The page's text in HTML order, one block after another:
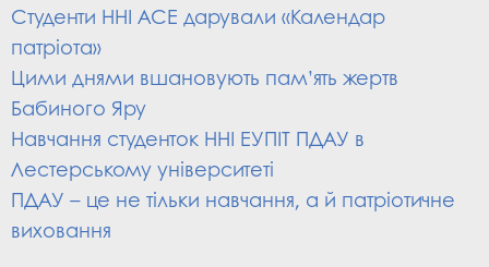
Студенти ННІ АСЕ дарували «Календар
патріота»
Цими днями вшановують пам’ять жертв
Бабиного Яру
Навчання студенток ННІ ЕУПІТ ПДАУ в
Лестерському університеті
ПДАУ – це не тільки навчання, а й патріотичне
виховання